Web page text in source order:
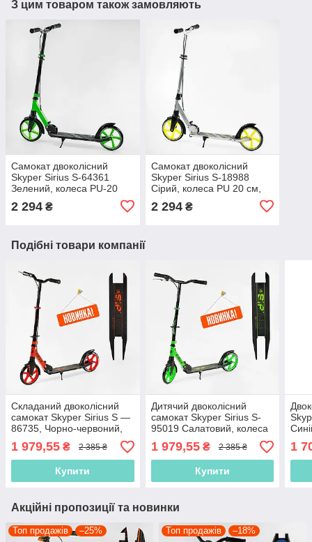
З цим товаром також замовляють
Самокат двоколісний
Skyper Sirius S-64361
Зелений, колеса PU-20
см, 1 амортизатор, ручне
гальмо, до 70 кг
2 294 ₴
Самокат двоколісний
Skyper Sirius S-18988
Сірий, колеса PU 20 см,
гальмо, до 70 см
2 294₴
Подібні товари компанії
Складаний двоколісний
самокат Skyper Sirius S —
86735, Чорно-червоний,
колеса PU 200 мм, 1
амортизатор
1 979,55 ₴ 2 385 ₴
Купити
Дитячий двоколісний
самокат Skyper Sirius S-
95019 Салатовий, колеса
PU 200 мм, 1
амортизатор, від 5 років
1 979,55₴ 2 385 ₴
Купити
1
1
Акційні пропозиції та новинки
Топ продажів –25% Топ продажів –18%